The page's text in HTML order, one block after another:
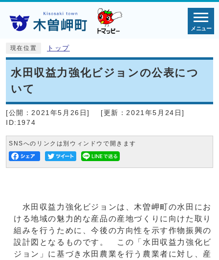
メニュー
現在位置 トップ
水田収益力強化ビジョンの公表につ
いて
[公開： 2021年5月26日] [更新： 2021年5月24日]
ID:1974
SNSへのリンクは別ウィンドウで開きます
水田収益力強化ビジョンは、木曽岬町の水田にお
ける地域の魅力的な産品の産地づくりに向けた取り
組みを行うために、今後の方向性を示す作物振興の
設計図となるものです。 この「水田収益力強化ビ
ジョン」に基づき水田農業を行う農業者に対し、産